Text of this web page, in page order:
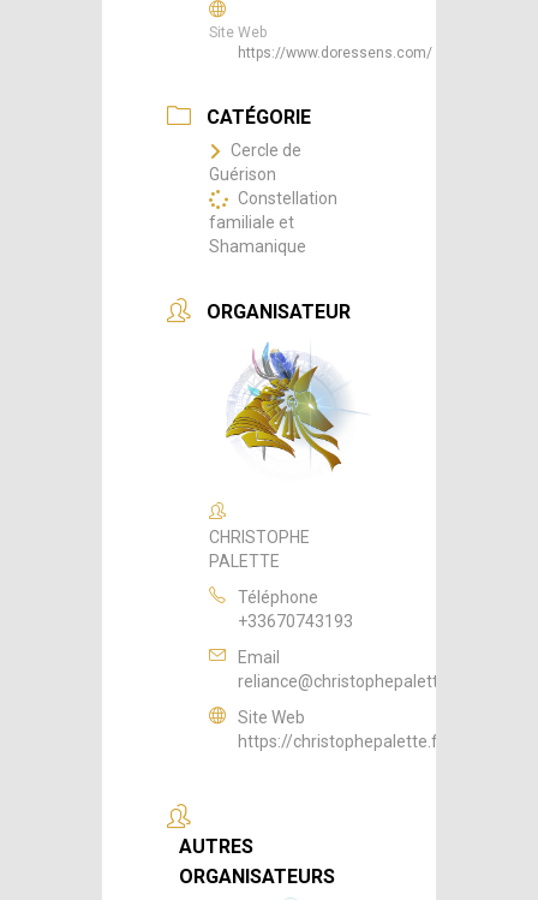
Site Web
https://www.doressens.com/
CATÉGORIE
Cercle de
Guérison
Constellation
familiale et
Shamanique
ORGANISATEUR
CHRISTOPHE
PALETTE
Téléphone
+33670743193
Email
reliance@christophepalette.fr
Site Web
https://christophepalette.fr
AUTRES
ORGANISATEURS